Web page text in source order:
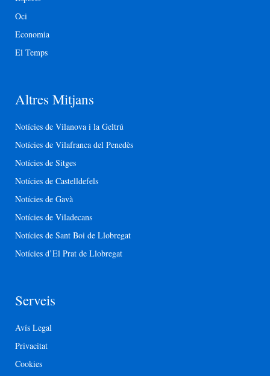
Oci
Economia
El Temps
Altres Mitjans
Notícies de Vilanova i la Geltrú
Notícies de Vilafranca del Penedès
Notícies de Sitges
Notícies de Castelldefels
Notícies de Gavà
Notícies de Viladecans
Notícies de Sant Boi de Llobregat
Notícies d’El Prat de Llobregat
Serveis
Avís Legal
Privacitat
Cookies